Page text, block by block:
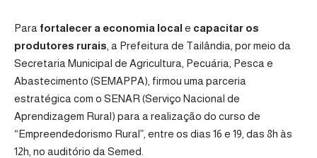
Para fortalecer a economia local e capacitar os
produtores rurais , a Prefeitura de Tailândia , por meio da
Secretaria Municipal de Agricultura, Pecuária, Pesca e
Abastecimento (SEMAPPA), firmou uma parceria
estratégica com o SENAR (Serviço Nacional de
Aprendizagem Rural) para a realização do curso de
“Empreendedorismo Rural”, entre os dias 16 e 19, das 8h às
12h, no auditório da Semed.